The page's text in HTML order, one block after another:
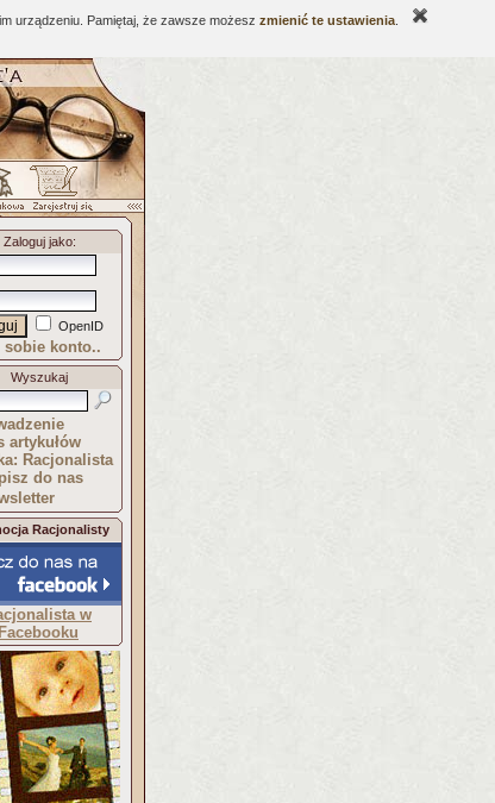
urządzeniu. Pamiętaj, że zawsze możesz zmienić te ustawienia
Zaloguj jako:
OpenID
sobie konto..
Wyszukaj
artykułów
Racjonalista
do nas
Racjonalisty
w
Facebooku